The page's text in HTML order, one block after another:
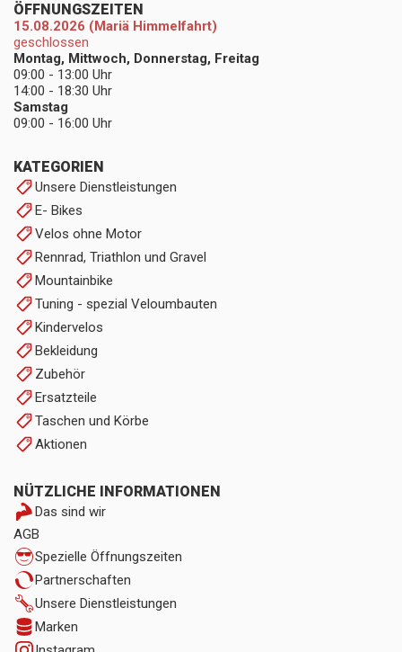
KATEGORIEN
Unsere Dienstleistungen
E- Bikes
Velos ohne Motor
Rennrad, Triathlon und Gravel
Mountainbike
Tuning - spezial Veloumbauten
Kindervelos
Bekleidung
Zubehör
Ersatzteile
Taschen und Körbe
Aktionen
NÜTZLICHE INFORMATIONEN
Das sind wir
AGB
Spezielle Öffnungszeiten
Partnerschaften
Unsere Dienstleistungen
Marken
ÖFFNUNGSZEITEN
15.08.2026 (Mariä Himmelfahrt)
geschlossen
Montag, Mittwoch, Donnerstag, Freitag
09:00 - 13:00 Uhr
14:00 - 18:30 Uhr
Samstag
09:00 - 16:00 Uhr